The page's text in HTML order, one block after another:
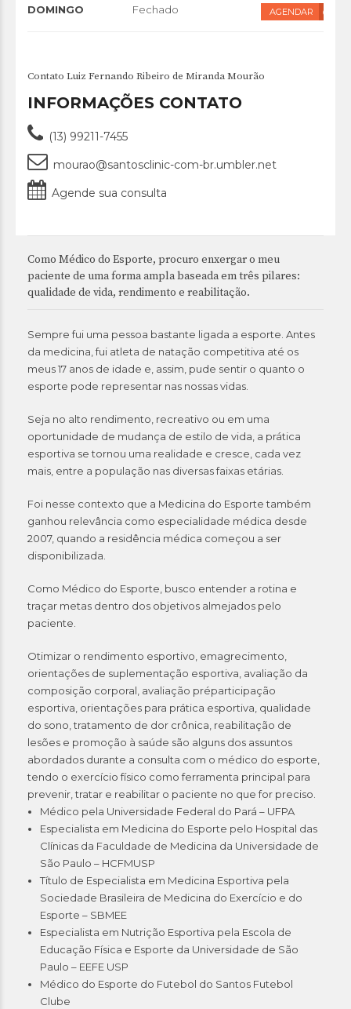
DOMINGO Fechado AGENDAR
Contato Luiz Fernando Ribeiro de Miranda Mourão
INFORMAÇÕES CONTATO
(13) 99211-7455
mourao@santosclinic-com-br.umbler.net
Agende sua consulta
Como Médico do Esporte, procuro enxergar o meu
paciente de uma forma ampla baseada em três pilares:
qualidade de vida, rendimento e reabilitação.
Sempre fui uma pessoa bastante ligada a esporte. Antes
da medicina, fui atleta de natação competitiva até os
meus 17 anos de idade e, assim, pude sentir o quanto o
esporte pode representar nas nossas vidas.
Seja no alto rendimento, recreativo ou em uma
oportunidade de mudança de estilo de vida, a prática
esportiva se tornou uma realidade e cresce, cada vez
mais, entre a população nas diversas faixas etárias.
Foi nesse contexto que a Medicina do Esporte também
ganhou relevância como especialidade médica desde
2007, quando a residência médica começou a ser
disponibilizada.
Como Médico do Esporte, busco entender a rotina e
traçar metas dentro dos objetivos almejados pelo
paciente.
Otimizar o rendimento esportivo, emagrecimento,
orientações de suplementação esportiva, avaliação da
composição corporal, avaliação préparticipação
esportiva, orientações para prática esportiva, qualidade
do sono, tratamento de dor crônica, reabilitação de
lesões e promoção à saúde são alguns dos assuntos
abordados durante a consulta com o médico do esporte,
tendo o exercício físico como ferramenta principal para
prevenir, tratar e reabilitar o paciente no que for preciso.
Médico pela Universidade Federal do Pará – UFPA
Especialista em Medicina do Esporte pelo Hospital das
Clínicas da Faculdade de Medicina da Universidade de
São Paulo – HCFMUSP
Título de Especialista em Medicina Esportiva pela
Sociedade Brasileira de Medicina do Exercício e do
Esporte – SBMEE
Especialista em Nutrição Esportiva pela Escola de
Educação Física e Esporte da Universidade de São
Paulo – EEFE USP
Médico do Esporte do Futebol do Santos Futebol
Clube